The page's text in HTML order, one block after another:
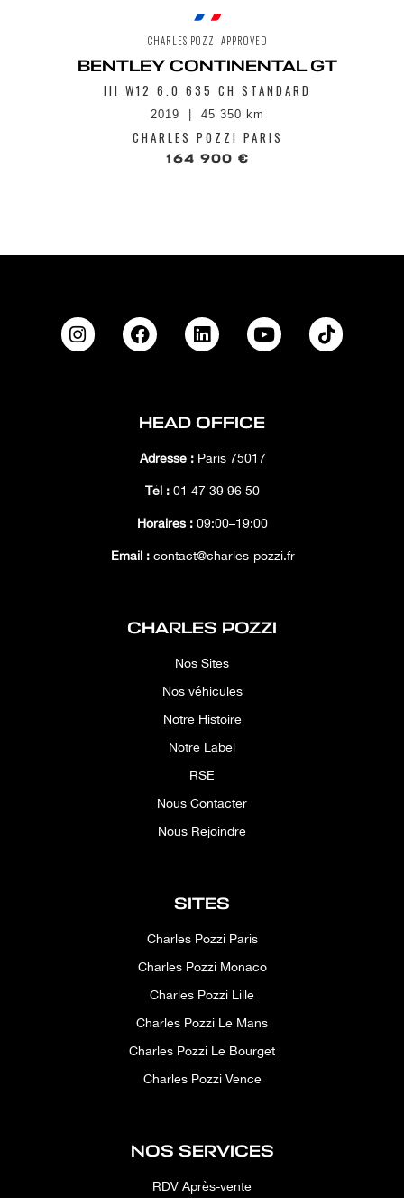
CHARLES POZZI APPROVED
BENTLEY CONTINENTAL GT
III W12 6.0 635 CH STANDARD
2019 45 350 km
CHARLES POZZI PARIS
164 900 €
HEAD OFFICE
Adresse :Paris 75017
Tél : 01 47 39 96 50
Horaires : 09:00–19:00
Email :contact@charles-pozzi.fr
CHARLES POZZI
Nos Sites
Nos véhicules
Notre Histoire
Notre Label
RSE
Nous Contacter
Nous Rejoindre
SITES
Charles Pozzi Paris
Charles Pozzi Monaco
Charles Pozzi Lille
Charles Pozzi Le Mans
Charles Pozzi Le Bourget
Charles Pozzi Vence
NOS SERVICES
RDV Après-vente